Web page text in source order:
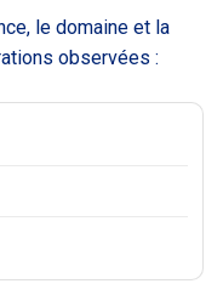
le domaine et la
observées :